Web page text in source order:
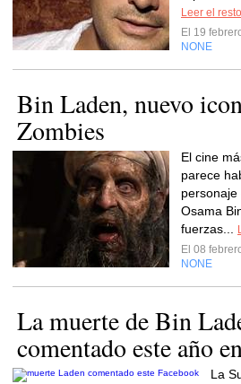
Leer el resto
El 19
NONE
Bin Laden, nuevo
Zombies
El cine
parece
Osama
fuerzas...
El 08
NONE
La muerte de Bin
comentado este año
La